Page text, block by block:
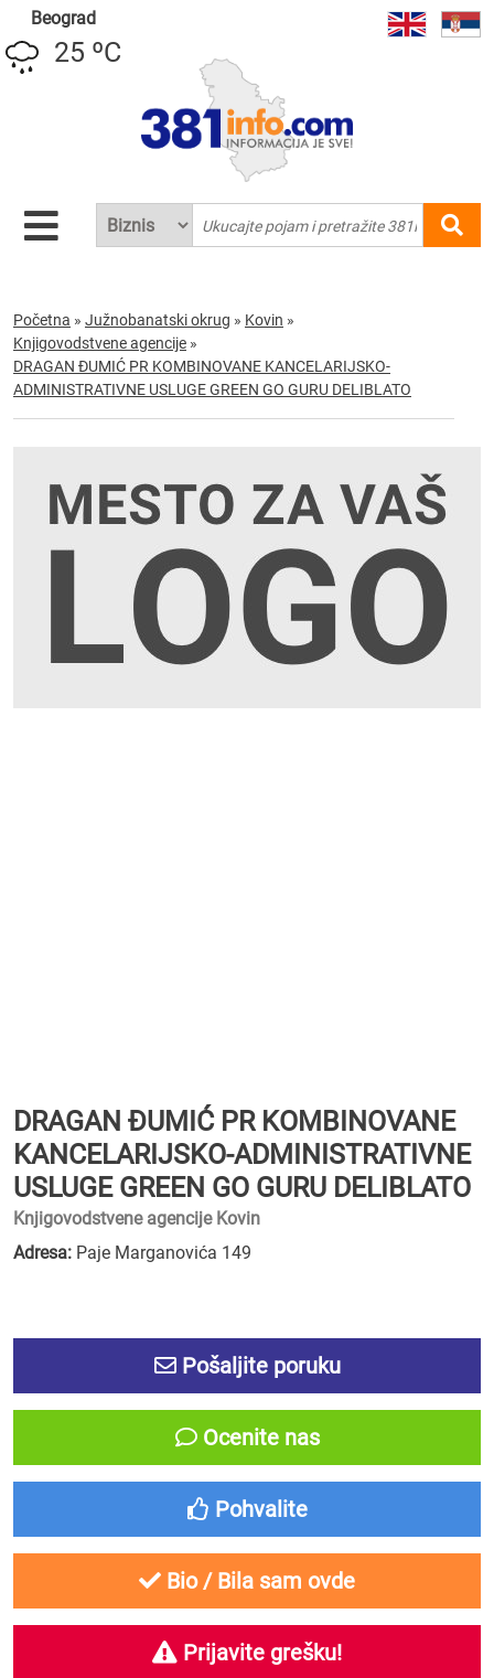
Beograd
25 ºC
Početna » Južnobanatski okrug » Kovin »
Knjigovodstvene agencije »
DRAGAN ĐUMIĆ PR KOMBINOVANE KANCELARIJSKO-
ADMINISTRATIVNE USLUGE GREEN GO GURU DELIBLATO
DRAGAN ĐUMIĆ PR KOMBINOVANE
KANCELARIJSKO-ADMINISTRATIVNE
USLUGE GREEN GO GURU DELIBLATO
Knjigovodstvene agencije Kovin
Adresa: Paje Marganovića 149
Pošaljite poruku
Ocenite nas
Pohvalite
Bio / Bila sam ovde
Prijavite grešku!